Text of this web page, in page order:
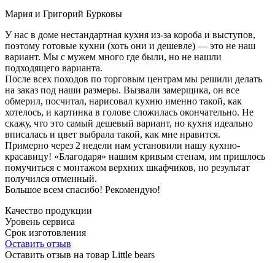
Мария и Григорий Бурковы
У нас в доме нестандартная кухня из-за короба и выступов,
поэтому готовые кухни (хоть они и дешевле) — это не наш
вариант. Мы с мужем много где были, но не нашли
подходящего варианта.
После всех походов по торговым центрам мы решили делать
на заказ под наши размеры. Вызвали замерщика, он все
обмерил, посчитал, нарисовал кухню именно такой, как
хотелось, и картинка в голове сложилась окончательно. Не
скажу, что это самый дешевый вариант, но кухня идеально
вписалась и цвет выбрала такой, как мне нравится.
Примерно через 2 недели нам установили нашу кухню-
красавицу! «Благодаря» нашим кривым стенам, им пришлось
помучиться с монтажом верхних шкафчиков, но результат
получился отменный.
Большое всем спасибо! Рекомендую!
Качество продукции
Уровень сервиса
Срок изготовления
Оставить отзыв
Оставить отзыв на товар Little bears